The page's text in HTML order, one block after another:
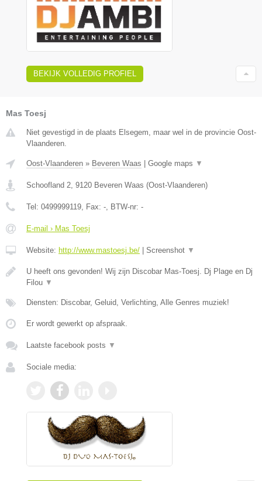
BEKIJK VOLLEDIG PROFIEL
Mas Toesj
Niet gevestigd in de plaats Elsegem, maar wel in de provincie Oost-
Vlaanderen.
Oost-Vlaanderen » Beveren Waas | Google maps ▼
Schoofland 2 9120 Beveren Waas (Oost-Vlaanderen)
Tel: 0499999119 , Fax: - , BTW-nr: -
E-mail › Mas Toesj
Website: http://www.mastoesj.be/ | Screenshot ▼
U heeft ons gevonden! Wij zijn Discobar Mas-Toesj. Dj Plage en Dj
Filou ▼
Diensten: Discobar, Geluid, Verlichting, Alle Genres muziek!
Er wordt gewerkt op afspraak.
Laatste facebook posts ▼
Sociale media: